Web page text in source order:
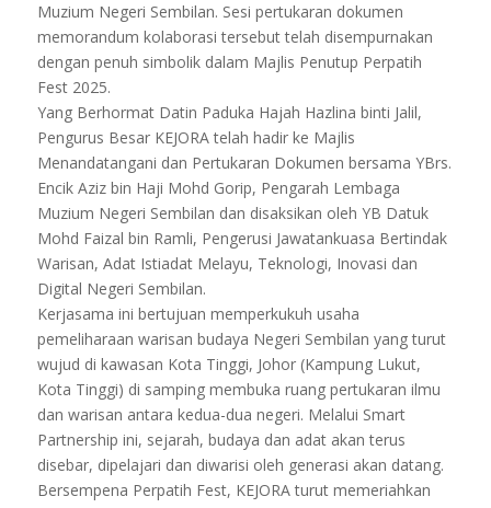
Muzium Negeri Sembilan. Sesi pertukaran dokumen
memorandum kolaborasi tersebut telah disempurnakan
dengan penuh simbolik dalam Majlis Penutup Perpatih
Fest 2025.
Yang Berhormat Datin Paduka Hajah Hazlina binti Jalil,
Pengurus Besar KEJORA telah hadir ke Majlis
Menandatangani dan Pertukaran Dokumen bersama YBrs.
Encik Aziz bin Haji Mohd Gorip, Pengarah Lembaga
Muzium Negeri Sembilan dan disaksikan oleh YB Datuk
Mohd Faizal bin Ramli, Pengerusi Jawatankuasa Bertindak
Warisan, Adat Istiadat Melayu, Teknologi, Inovasi dan
Digital Negeri Sembilan.
Kerjasama ini bertujuan memperkukuh usaha
pemeliharaan warisan budaya Negeri Sembilan yang turut
wujud di kawasan Kota Tinggi, Johor (Kampung Lukut,
Kota Tinggi) di samping membuka ruang pertukaran ilmu
dan warisan antara kedua-dua negeri. Melalui Smart
Partnership ini, sejarah, budaya dan adat akan terus
disebar, dipelajari dan diwarisi oleh generasi akan datang.
Bersempena Perpatih Fest, KEJORA turut memeriahkan